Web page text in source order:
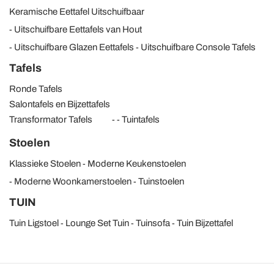
Keramische Eettafel Uitschuifbaar
Uitschuifbare Eettafels van Hout
Uitschuifbare Glazen Eettafels
Uitschuifbare Console Tafels
Tafels
Ronde Tafels
Salontafels en Bijzettafels
Transformator Tafels
Tuintafels
Stoelen
Klassieke Stoelen
Moderne Keukenstoelen
Moderne Woonkamerstoelen
Tuinstoelen
TUIN
Tuin Ligstoel Lounge Set Tuin Tuinsofa Tuin Bijzettafel